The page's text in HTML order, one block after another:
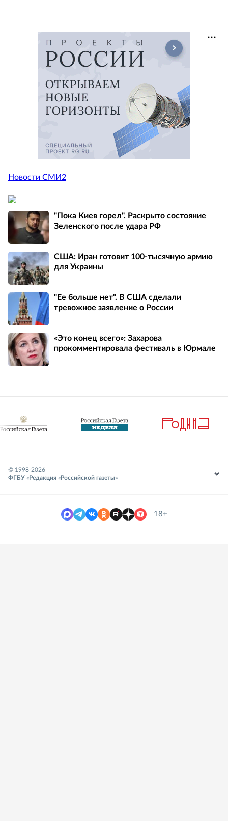
Новости СМИ2
"Пока Киев горел". Раскрыто состояние
Зеленского после удара РФ
США: Иран готовит 100-тысячную армию
для Украины
"Ее больше нет". В США сделали
тревожное заявление о России
«Это конец всего»: Захарова
прокомментировала фестиваль в Юрмале
© 1998-2026
ФГБУ «Редакция «Российской газеты»
18+